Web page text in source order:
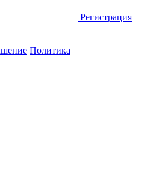
Регистрация
Политика